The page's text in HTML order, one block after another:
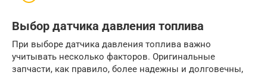
Выбор датчика давления топлива
При выборе датчика давления топлива важно
учитывать несколько факторов. Оригинальные
запчасти, как правило, более надежны и долговечны,